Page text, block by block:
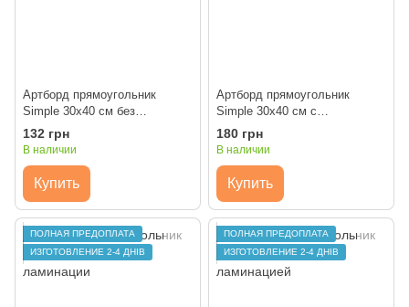
Артборд прямоугольник
Simple 30х40 см без
ламинации
132 грн
В наличии
Купить
Артборд прямоугольник
Simple 30х40 см с
ламинацией
180 грн
В наличии
Купить
ПОЛНАЯ ПРЕДОПЛАТА
ИЗГОТОВЛЕНИЕ 2-4 ДНІВ
ПОЛНАЯ ПРЕДОПЛАТА
ИЗГОТОВЛЕНИЕ 2-4 ДНІВ